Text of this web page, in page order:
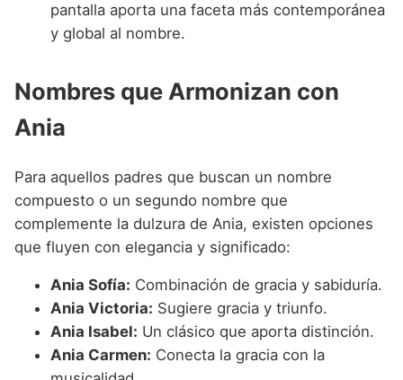
pantalla aporta una faceta más contemporánea
y global al nombre.
Nombres que Armonizan con
Ania
Para aquellos padres que buscan un nombre
compuesto o un segundo nombre que
complemente la dulzura de Ania, existen opciones
que fluyen con elegancia y significado:
Ania Sofía: Combinación de gracia y sabiduría.
Ania Victoria: Sugiere gracia y triunfo.
Ania Isabel: Un clásico que aporta distinción.
Ania Carmen: Conecta la gracia con la